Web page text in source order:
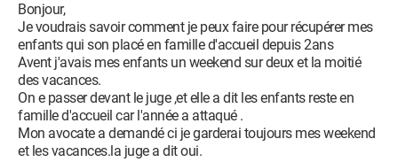
Bonjour,
Je voudrais savoir comment je peux faire pour récupérer mes
enfants qui son placé en famille d'accueil depuis 2ans
Avent j'avais mes enfants un weekend sur deux et la moitié
des vacances.
On e passer devant le juge ,et elle a dit les enfants reste en
famille d'accueil car l'année a attaqué .
Mon avocate a demandé ci je garderai toujours mes weekend
et les vacances.la juge a dit oui.